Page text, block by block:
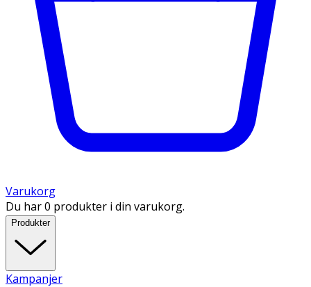
Varukorg
Du har 0 produkter i din varukorg.
Produkter
Kampanjer